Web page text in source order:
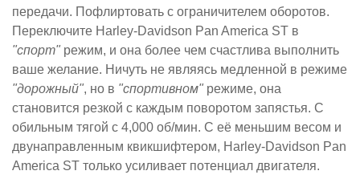
передачи. Пофлиртовать с ограничителем оборотов.
Переключите Harley-Davidson Pan America ST в
"спорт" режим, и она более чем счастлива выполнить
ваше желание. Ничуть не являясь медленной в режиме
"дорожный", но в "спортивном" режиме, она
становится резкой с каждым поворотом запястья. С
обильным тягой с 4,000 об/мин. С её меньшим весом и
двунаправленным квикшифтером, Harley-Davidson Pan
America ST только усиливает потенциал двигателя.